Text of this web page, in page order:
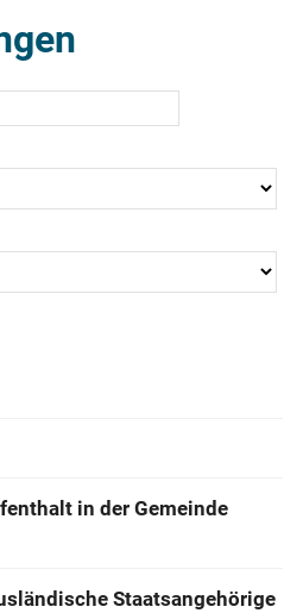
in der Gemeinde
Staatsangehörige